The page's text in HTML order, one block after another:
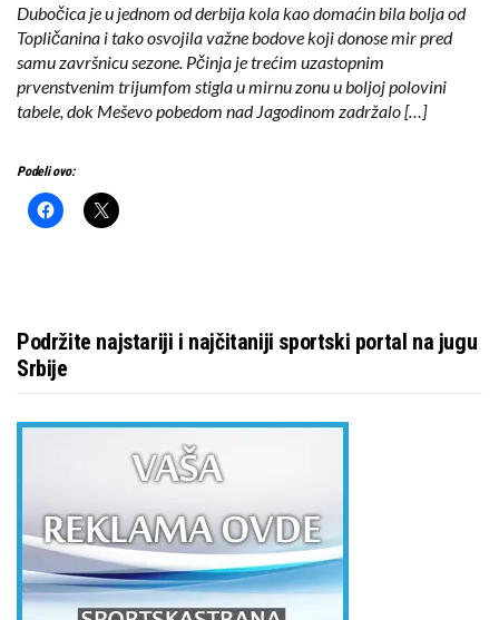
Dubočica je u jednom od derbija kola kao domaćin bila bolja od
Topličanina i tako osvojila važne bodove koji donose mir pred
samu završnicu sezone. Pčinja je trećim uzastopnim
prvenstvenim trijumfom stigla u mirnu zonu u boljoj polovini
tabele, dok Meševo pobedom nad Jagodinom zadržalo […]
Podeli ovo:
Podržite najstariji i najčitaniji sportski portal na jugu
Srbije